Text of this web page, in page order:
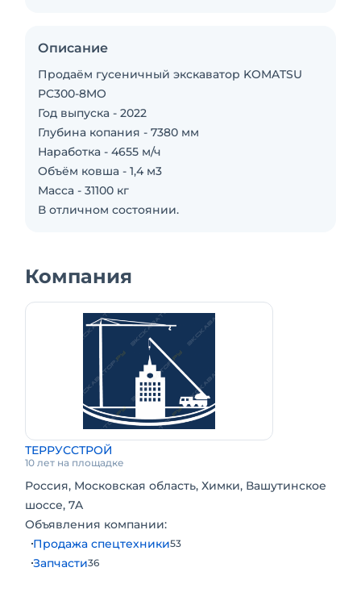
Описание
Продаём гусеничный экскаватор KOMATSU
PC300-8MO
Год выпуска - 2022
Глубина копания - 7380 мм
Наработка - 4655 м/ч
Объём ковша - 1,4 м3
Масса - 31100 кг
В отличном состоянии.
Компания
ТЕРРУССТРОЙ
10 лет на площадке
Россия, Московская область, Химки, Вашутинское
шоссе, 7A
Объявления компании:
Продажа спецтехники53
Запчасти36